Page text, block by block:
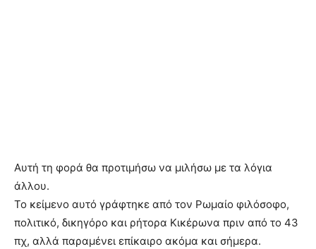
Aυτή τη φορά θα προτιμήσω να μιλήσω με τα λόγια
άλλου.
Το κείμενο αυτό γράφτηκε από τον Ρωμαίο φιλόσοφο,
πολιτικό, δικηγόρο και ρήτορα Κικέρωνα πριν από το 43
πχ, αλλά παραμένει επίκαιρο ακόμα και σήμερα.